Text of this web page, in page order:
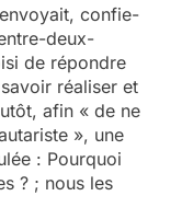
confie-
deux-
de répondre
réaliser et
afin « de ne
», une
: Pourquoi
? ; nous les